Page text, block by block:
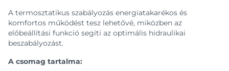
A termosztatikus szabályozás energiatakarékos és
komfortos működést tesz lehetővé, miközben az
előbeállítási funkció segíti az optimális hidraulikai
beszabályozást.
A csomag tartalma: